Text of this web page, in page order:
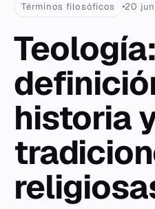
Términos filosóficos 20
Teología:
historia